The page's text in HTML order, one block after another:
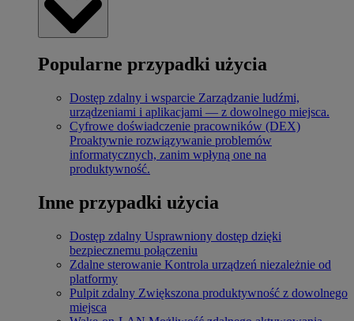
Popularne przypadki użycia
Dostęp zdalny i wsparcie Zarządzanie ludźmi,
urządzeniami i aplikacjami — z dowolnego miejsca.
Cyfrowe doświadczenie pracowników (DEX)
Proaktywnie rozwiązywanie problemów
informatycznych, zanim wpłyną one na
produktywność.
Inne przypadki użycia
Dostęp zdalny Usprawniony dostęp dzięki
bezpiecznemu połączeniu
Zdalne sterowanie Kontrola urządzeń niezależnie od
platformy
Pulpit zdalny Zwiększona produktywność z dowolnego
miejsca